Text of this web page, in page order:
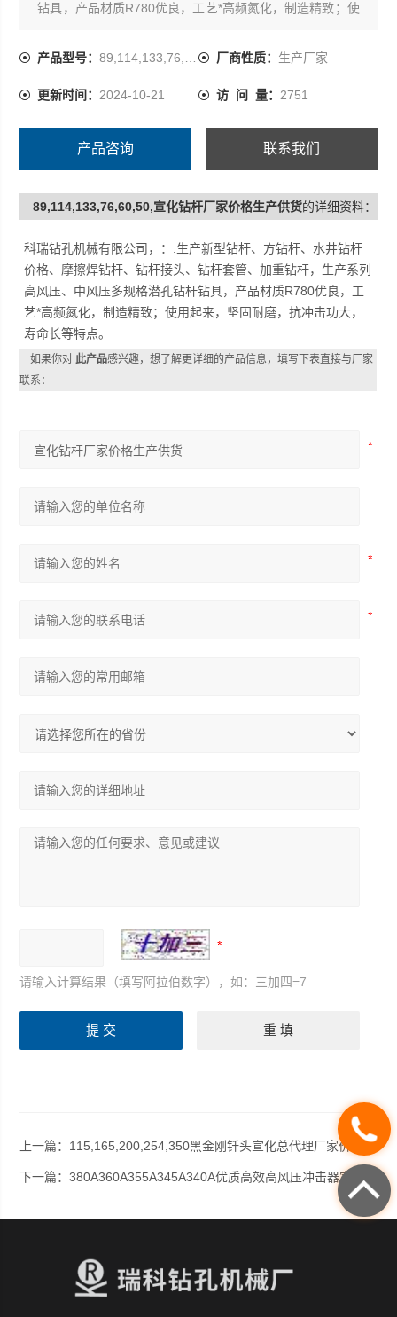
钻具，产品材质R780优良，工艺*高频氮化，制造精致；使
产品型号：89,114,133,76,60,50, 厂商性质： 生产厂家
更新时间： 2024-10-21 访 问 量： 2751
产品咨询 联系我们
89,114,133,76,60,50,宣化钻杆厂家价格生产供货的详细资料：
科瑞钻孔机械有限公司，：.生产新型钻杆、方钻杆、水井钻杆
价格、摩擦焊钻杆、钻杆接头、钻杆套管、加重钻杆，生产系列
高风压、中风压多规格潜孔钻杆钻具，产品材质R780优良，工
艺*高频氮化，制造精致；使用起来，坚固耐磨，抗冲击功大，
寿命长等特点。
如果你对此产品感兴趣，想了解更详细的产品信息，填写下表直接与厂家
联系：
请输入计算结果（填写阿拉伯数字），如：三加四=7
上一篇： 115,165,200,254,350黑金刚钎头宣化总代理厂家价格供货
下一篇：380A360A355A345A340A优质高效高风压冲击器宣化厂家供货